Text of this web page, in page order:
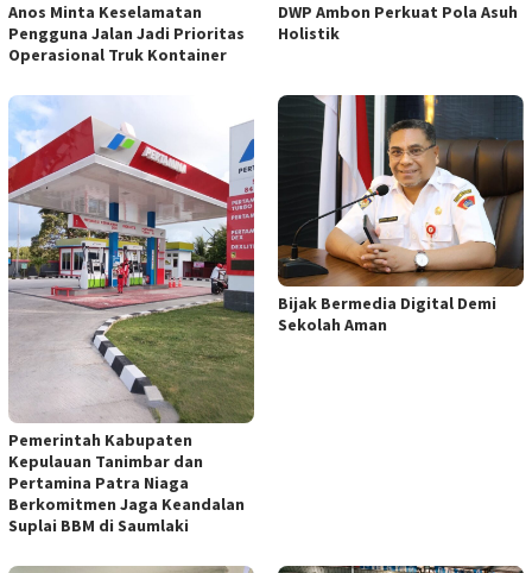
Anos Minta Keselamatan
Pengguna Jalan Jadi Prioritas
Operasional Truk Kontainer
DWP Ambon Perkuat Pola Asuh
Holistik
Pemerintah Kabupaten
Kepulauan Tanimbar dan
Pertamina Patra Niaga
Berkomitmen Jaga Keandalan
Suplai BBM di Saumlaki
Bijak Bermedia Digital Demi
Sekolah Aman